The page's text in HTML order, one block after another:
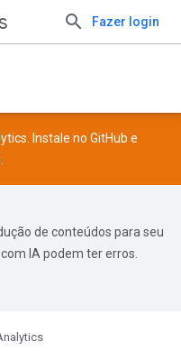
Fazer login
Instale no GitHub e
de conteúdos para seu
IA podem ter erros.